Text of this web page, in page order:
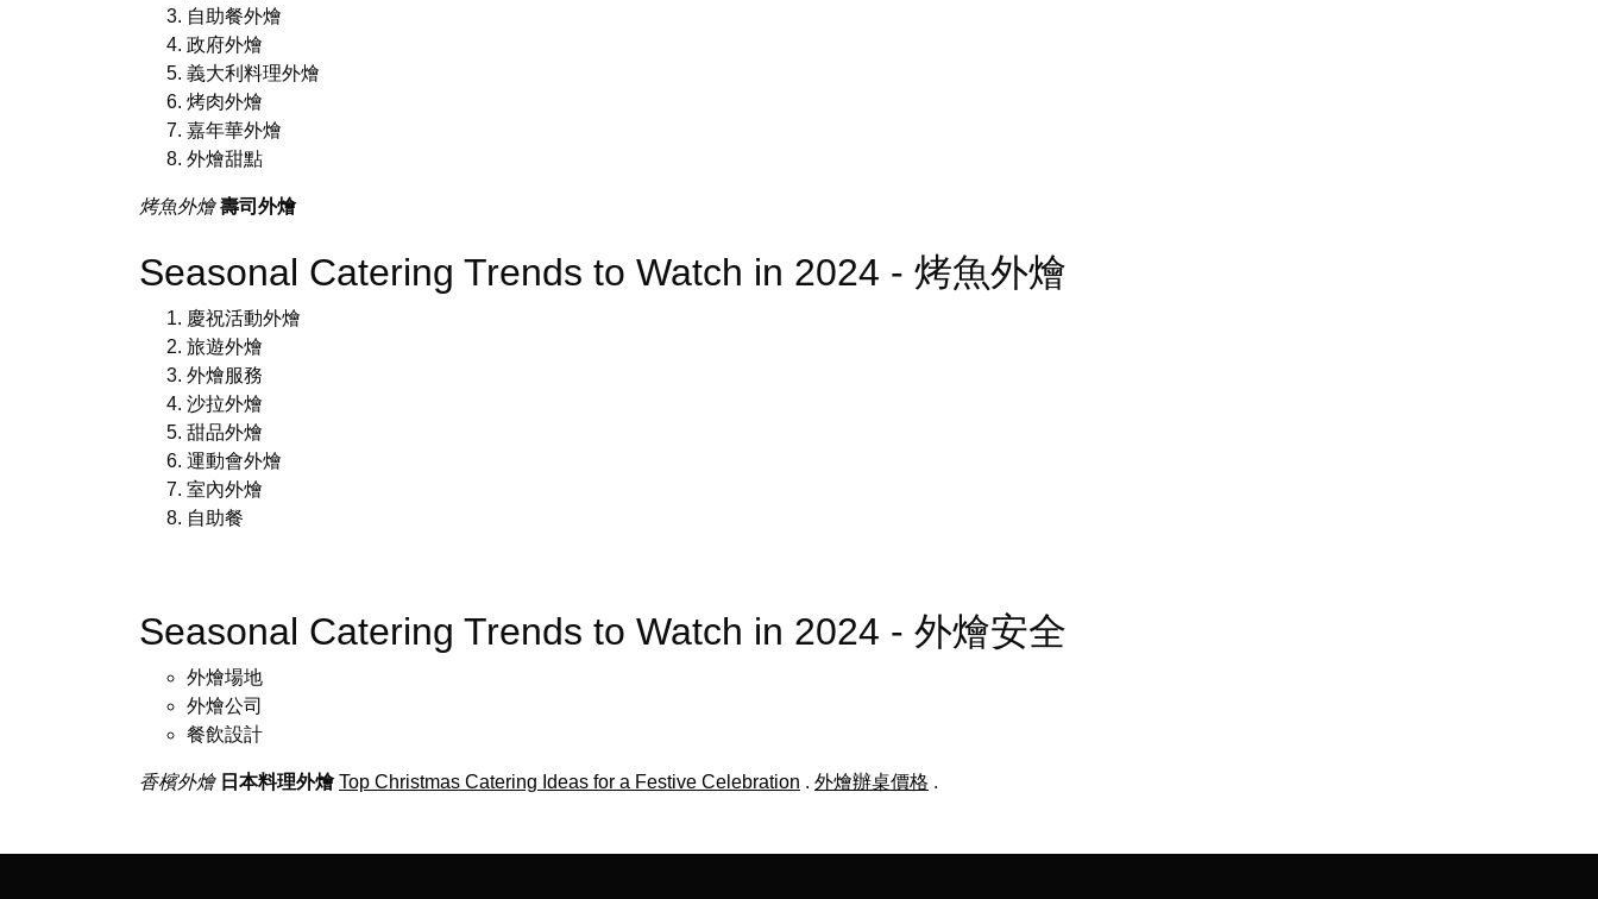
自助餐外燴
政府外燴
義大利料理外燴
烤肉外燴
嘉年華外燴
外燴甜點
烤魚外燴 壽司外燴
Seasonal Catering Trends to Watch in 2024 - 烤魚外燴
慶祝活動外燴
旅遊外燴
外燴服務
沙拉外燴
甜品外燴
運動會外燴
室內外燴
自助餐
Seasonal Catering Trends to Watch in 2024 - 外燴安全
外燴場地
外燴公司
餐飲設計
香檳外燴 日本料理外燴 Top Christmas Catering Ideas for a Festive Celebration . 外燴辦桌價格 .